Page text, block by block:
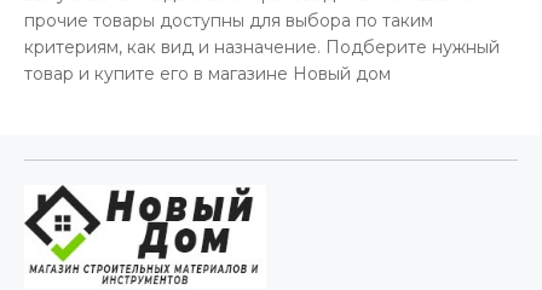
прочие товары доступны для выбора по таким
критериям, как вид и назначение. Подберите нужный
товар и купите его в магазине Новый дом